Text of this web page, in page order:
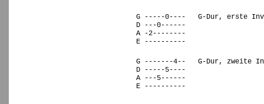
G -----0---- G-Dur, erste
D ---0------
A -2--------
E ----------
G -------4-- G-Dur, zweite
D -----5----
A ---5------
E ----------